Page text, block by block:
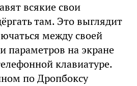
всякие свои
там. Это выглядит
между своей
параметров на экране
клавиатуре.
по Дропбоксу